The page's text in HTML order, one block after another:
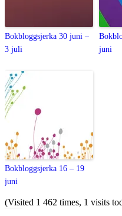
Bokbloggsjerka 30 juni –
3 juli
juni
Bokbloggsjerka 16 – 19
juni
(Visited 1 462 times, 1 visits